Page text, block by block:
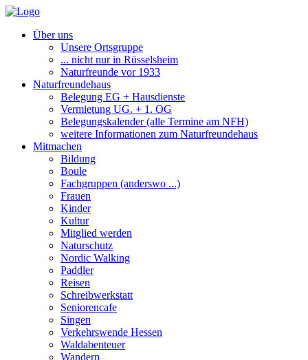
Über uns
Unsere Ortsgruppe
... nicht nur in Rüsselsheim
Naturfreunde vor 1933
Naturfreundehaus
Belegung EG + Hausdienste
Vermietung UG. + 1. OG
Belegungskalender (alle Termine am NFH)
weitere Informationen zum Naturfreundehaus
Mitmachen
Bildung
Boule
Fachgruppen (anderswo ...)
Frauen
Kinder
Kultur
Mitglied werden
Naturschutz
Nordic Walking
Paddler
Reisen
Schreibwerkstatt
Seniorencafe
Singen
Verkehrswende Hessen
Waldabenteuer
Wandern